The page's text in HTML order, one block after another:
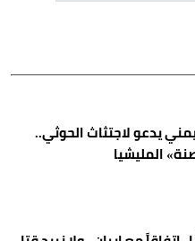
يدعو لاجتثاث الحوثي..
المليشيا